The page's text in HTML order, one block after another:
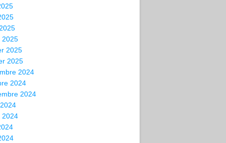
2025
2025
2025
2024
2024
2024
2024